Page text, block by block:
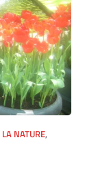
LA NATURE,